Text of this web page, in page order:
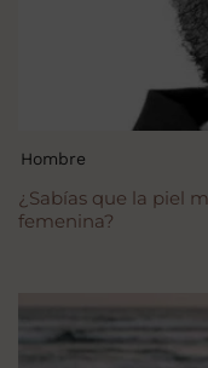
¿Sabías que la piel
femenina?
Hombre